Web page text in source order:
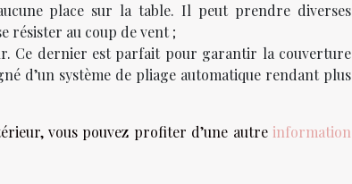
place sur la table. Il peut prendre diverses
résister au coup de vent ;
Ce dernier est parfait pour garantir la couverture
d’un système de pliage automatique rendant plus
vous pouvez profiter d’une autre information